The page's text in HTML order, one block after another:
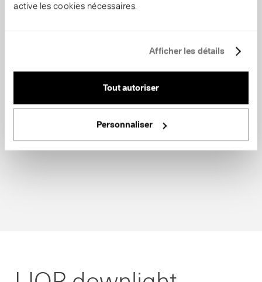
active les cookies nécessaires.
Afficher les détails
Tout autoriser
Personnaliser